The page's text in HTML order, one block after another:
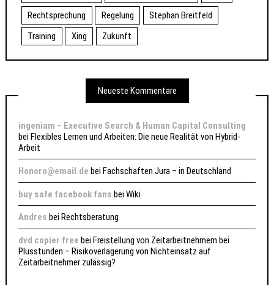
Rechtsprechung
Regelung
Stephan Breitfeld
Training
Xing Zukunft
Neueste Kommentare
ingeniam – Executive Search & Human Capital Consulting
beiFlexibles Lernen und Arbeiten: Die neue Realität von Hybrid-
Arbeit
Honoro@email.de beiFachschaften Jura – in Deutschland
buy safe facebook fans beiWiki
Andres beiRechtsberatung
dvd copier free beiFreistellung von Zeitarbeitnehmern bei
Plusstunden – Risikoverlagerung von Nichteinsatz auf
Zeitarbeitnehmer zulässig?